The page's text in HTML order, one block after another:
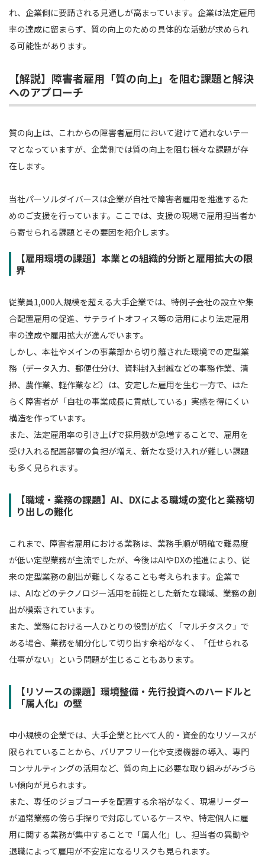
れ、企業側に要請される見通しが高まっています。企業は法定雇用
率の達成に留まらず、質の向上のための具体的な活動が求められ
る可能性があります。
【解説】障害者雇用「質の向上」を阻む課題と解決
へのアプローチ
質の向上は、これからの障害者雇用において避けて通れないテー
マとなっていますが、企業側では質の向上を阻む様々な課題が存
在します。
当社パーソルダイバースは企業が自社で障害者雇用を推進するた
めのご支援を行っています。ここでは、支援の現場で雇用担当者か
ら寄せられる課題とその要因を紹介します。
【雇用環境の課題】本業との組織的分断と雇用拡大の限
界
従業員1,000人規模を超える大手企業では、特例子会社の設立や集
合配置雇用の促進、サテライトオフィス等の活用により法定雇用
率の達成や雇用拡大が進んでいます。
しかし、本社やメインの事業部から切り離された環境での定型業
務（データ入力、郵便仕分け、資料封入封緘などの事務作業、清
掃、農作業、軽作業など）は、安定した雇用を生む一方で、はた
らく障害者が「自社の事業成長に貢献している」実感を得にくい
構造を作っています。
また、法定雇用率の引き上げで採用数が急増することで、雇用を
受け入れる配属部署の負担が増え、新たな受け入れが難しい課題
も多く見られます。
【職域・業務の課題】AI、DXによる職域の変化と業務切
り出しの難化
これまで、障害者雇用における業務は、業務手順が明確で難易度
が低い定型業務が主流でしたが、今後はAIやDXの推進により、従
来の定型業務の創出が難しくなることも考えられます。企業で
は、AIなどのテクノロジー活用を前提とした新たな職域、業務の創
出が模索されています。
また、業務における一人ひとりの役割が広く「マルチタスク」で
ある場合、業務を細分化して切り出す余裕がなく、「任せられる
仕事がない」という問題が生じることもあります。
【リソースの課題】環境整備・先行投資へのハードルと
「属人化」の壁
中小規模の企業では、大手企業と比べて人的・資金的なリソースが
限られていることから、バリアフリー化や支援機器の導入、専門
コンサルティングの活用など、質の向上に必要な取り組みがみづら
い傾向が見られます。
また、専任のジョブコーチを配置する余裕がなく、現場リーダー
が通常業務の傍ら手探りで対応しているケースや、特定個人に雇
用に関する業務が集中することで「属人化」し、担当者の異動や
退職によって雇用が不安定になるリスクも見られます。